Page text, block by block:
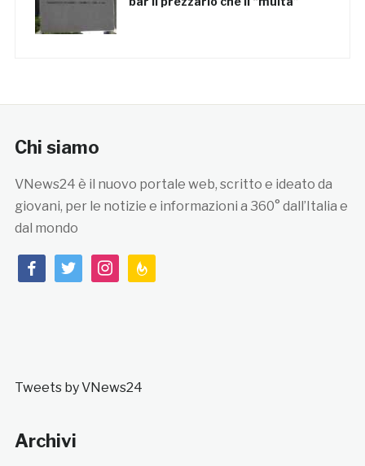
Chi siamo
VNews24 è il nuovo portale web, scritto e ideato da
giovani, per le notizie e informazioni a 360° dall’Italia e
dal mondo
facebooktwitterinstagramfeedburner
Tweets by VNews24
Archivi